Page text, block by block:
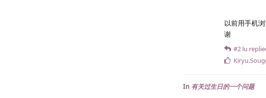
以前用手机
谢
#2 lu
In 有关过生日的一个问题